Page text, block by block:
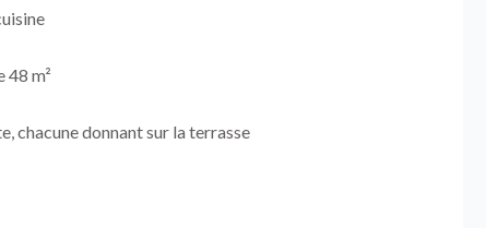
48 m²
chacune donnant sur la terrasse